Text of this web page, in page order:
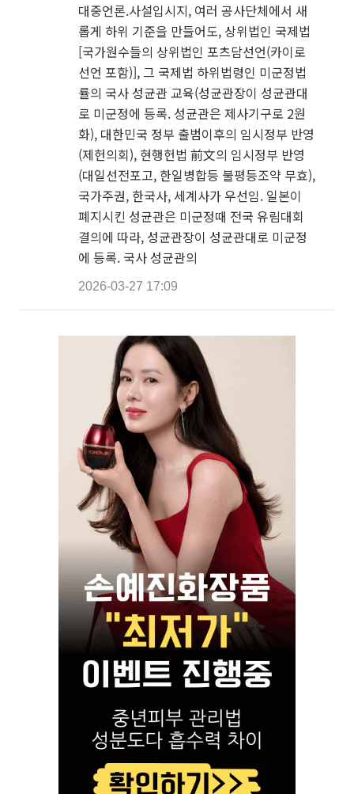
대중언론.사설입시지, 여러 공사단체에서 새
롭게 하위 기준을 만들어도, 상위법인 국제법
[국가원수들의 상위법인 포츠담선언(카이로
선언 포함)], 그 국제법 하위법령인 미군정법
률의 국사 성균관 교육(성균관장이 성균관대
로 미군정에 등록. 성균관은 제사기구로 2원
화), 대한민국 정부 출범이후의 임시정부 반영
(제헌의회), 현행헌법 前文의 임시정부 반영
(대일선전포고, 한일병합등 불평등조약 무효),
국가주권, 한국사, 세계사가 우선임. 일본이
폐지시킨 성균관은 미군정때 전국 유림대회
결의에 따라, 성균관장이 성균관대로 미군정
에 등록. 국사 성균관의
2026-03-27 17:09